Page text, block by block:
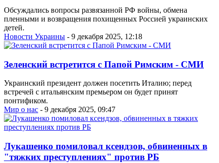
Обсуждались вопросы развязанной РФ войны, обмена
пленными и возвращения похищенных Россией украинских
детей.
Новости Украины - 9 декабря 2025, 12:18
Зеленский встретится с Папой Римским - СМИ
Украинский президент должен посетить Италию; перед
встречей с итальянским премьером он будет принят
понтификом.
Мир о нас - 9 декабря 2025, 09:47
Лукашенко помиловал ксендзов, обвиненных в
"тяжких преступлениях" против РБ